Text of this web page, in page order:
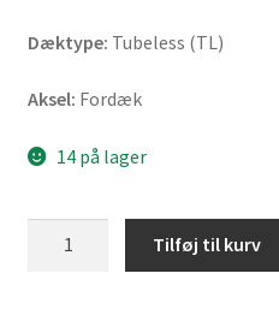
Dæktype: Tubeless (TL)
Aksel: Fordæk
14 på lager
Tilføj til kurv